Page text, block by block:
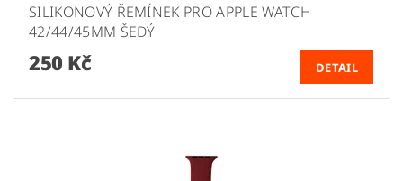
SILIKONOVÝ ŘEMÍNEK PRO APPLE WATCH
42/44/45MM ŠEDÝ
250 Kč DETAIL